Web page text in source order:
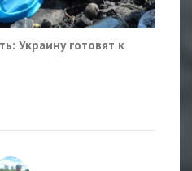
Украину готовят к